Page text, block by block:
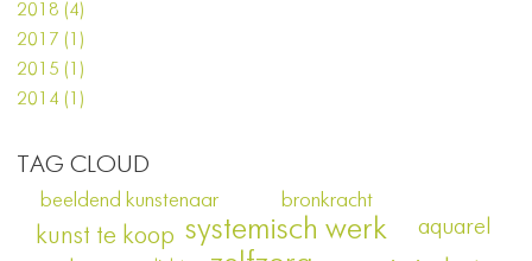
2018 (4)
2017 (1)
2015 (1)
2014 (1)
TAG CLOUD
systemisch werk
kunst te koop
aquarel
bronkracht
beeldend kunstenaar